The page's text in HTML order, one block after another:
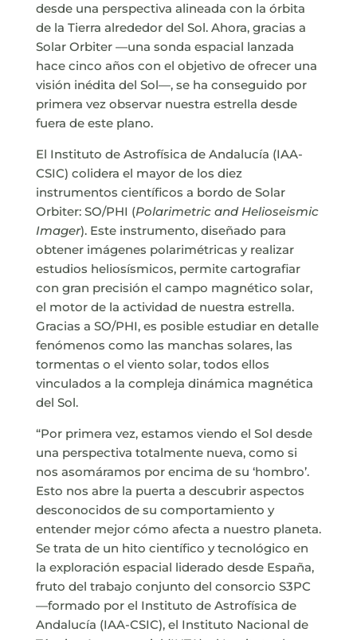
desde una perspectiva alineada con la órbita
de la Tierra alrededor del Sol. Ahora, gracias a
Solar Orbiter —una sonda espacial lanzada
hace cinco años con el objetivo de ofrecer una
visión inédita del Sol—, se ha conseguido por
primera vez observar nuestra estrella desde
fuera de este plano.
El Instituto de Astrofísica de Andalucía (IAA-
CSIC) colidera el mayor de los diez
instrumentos científicos a bordo de Solar
Orbiter: SO/PHI (Polarimetric and Helioseismic
Imager). Este instrumento, diseñado para
obtener imágenes polarimétricas y realizar
estudios heliosísmicos, permite cartografiar
con gran precisión el campo magnético solar,
el motor de la actividad de nuestra estrella.
Gracias a SO/PHI, es posible estudiar en detalle
fenómenos como las manchas solares, las
tormentas o el viento solar, todos ellos
vinculados a la compleja dinámica magnética
del Sol.
“Por primera vez, estamos viendo el Sol desde
una perspectiva totalmente nueva, como si
nos asomáramos por encima de su ‘hombro’.
Esto nos abre la puerta a descubrir aspectos
desconocidos de su comportamiento y
entender mejor cómo afecta a nuestro planeta.
Se trata de un hito científico y tecnológico en
la exploración espacial liderado desde España,
fruto del trabajo conjunto del consorcio S3PC
—formado por el Instituto de Astrofísica de
Andalucía (IAA-CSIC), el Instituto Nacional de